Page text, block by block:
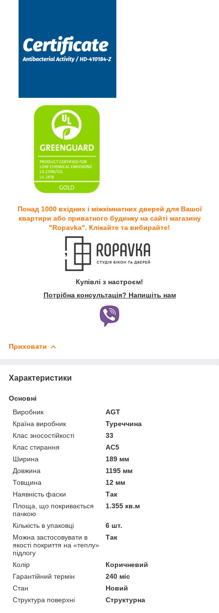
Понад 1000 вхідних і міжкімнатних дверей для Вашої
квартири або приватного будинку на сайті магазину
"Ropavka". Клікайте та вибирайте!
Купівлі з настроєм!
Потрібна консультація? Напишіть нам
Приховати
Характеристики
Основні
Виробник
AGT
Країна виробник
Туреччина
Клас зносостійкості
33
Клас стирання
АС5
Ширина
189 мм
Довжина
1195 мм
Товщина
12 мм
Наявність фаски
Так
Площа, що покривається
пачкою
1.355 кв.м
Кількість в упаковці
6 шт.
Можна застосовувати в
якості покриття на «теплу»
підлогу
Так
Колір
Коричневий
Гарантійний термін
240 міс
Стан
Новий
Структура поверхні
Структурна